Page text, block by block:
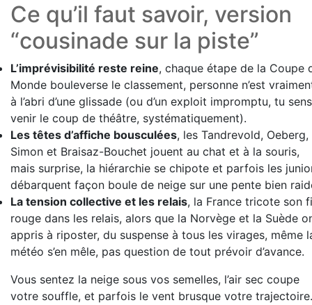
Ce qu’il faut savoir, version
“cousinade sur la piste”
L’imprévisibilité reste reine, chaque étape de la Coupe
Monde bouleverse le classement, personne n’est
à l’abri d’une glissade (ou d’un exploit impromptu, tu sens
venir le coup de théâtre, systématiquement).
Les têtes d’affiche bousculées, les Tandrevold, Oeberg,
Simon et Braisaz-Bouchet jouent au chat et à la souris,
mais surprise, la hiérarchie se chipote et parfois les
débarquent façon boule de neige sur une pente bien
La tension collective et les relais, la France tricote son
rouge dans les relais, alors que la Norvège et la Suède
appris à riposter, du suspense à tous les virages, même
météo s’en mêle, pas question de tout prévoir d’avance.
Vous sentez la neige sous vos semelles, l’air sec coupe
votre souffle, et parfois le vent brusque votre trajectoire.